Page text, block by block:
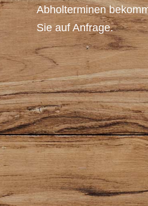
Abholterminen
Sie auf Anfrage.